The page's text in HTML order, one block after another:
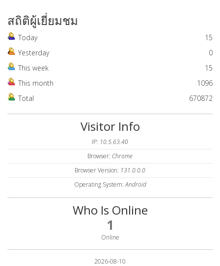
สถิติผู้เยี่ยมชม
Today
15
Yesterday
0
This week
15
This month
1096
Total
670872
Visitor Info
IP: 10.5.63.40
Browser: Chrome
Browser Version: 131.0.0.0
Operating System:Android
Who Is Online
1
Online
2026-08-10